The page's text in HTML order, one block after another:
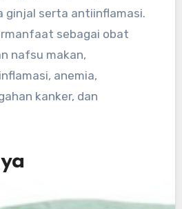
ginjal serta antiinflamasi.
sebagai obat
nafsu makan,
anemia,
kanker, dan